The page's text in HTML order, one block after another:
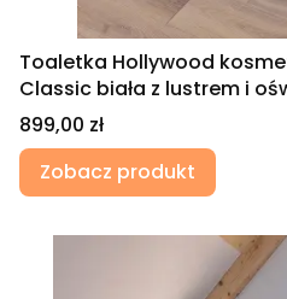
Toaletka Hollywood
Classic biała z lustrem i
Cena
899,00 zł
Zobacz produkt